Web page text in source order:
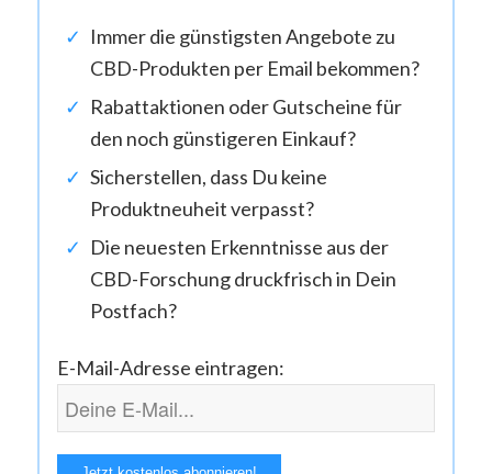
Immer die günstigsten Angebote zu
CBD-Produkten per Email bekommen?
Rabattaktionen oder Gutscheine für
den noch günstigeren Einkauf?
Sicherstellen, dass Du keine
Produktneuheit verpasst?
Die neuesten Erkenntnisse aus der
CBD-Forschung druckfrisch in Dein
Postfach?
E-Mail-Adresse eintragen: